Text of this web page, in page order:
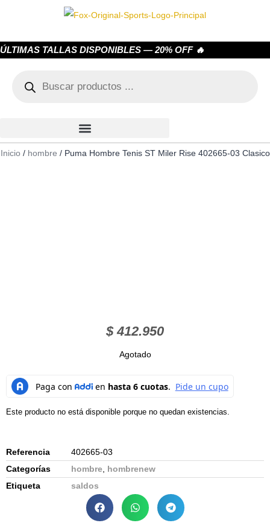
ÚLTIMAS TALLAS DISPONIBLES — 20% OFF 🔥
Inicio/ hombre / Puma Hombre Tenis ST Miler Rise 402665‑03 Clasico
$412.950
Agotado
Este producto no está disponible porque no quedan existencias.
Referencia
402665-03
Categorías
hombre, hombrenew
Etiqueta
saldos